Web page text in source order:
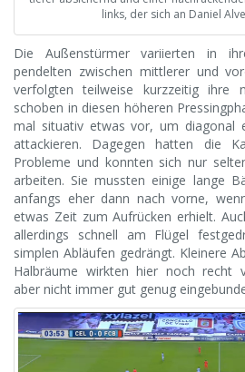
links, der sich an Daniel
Die Außenstürmer variierten in
pendelten zwischen mittlerer und
verfolgten teilweise kurzzeitig ihre
schoben in diesen höheren
mal situativ etwas vor, um diagonal
attackieren. Dagegen hatten die
Probleme und konnten sich nur
arbeiten. Sie mussten einige lange
anfangs eher dann nach vorne,
etwas Zeit zum Aufrücken erhielt.
allerdings schnell am Flügel
simplen Abläufen gedrängt. Kleinere
Halbräume wirkten hier noch recht
aber nicht immer gut genug